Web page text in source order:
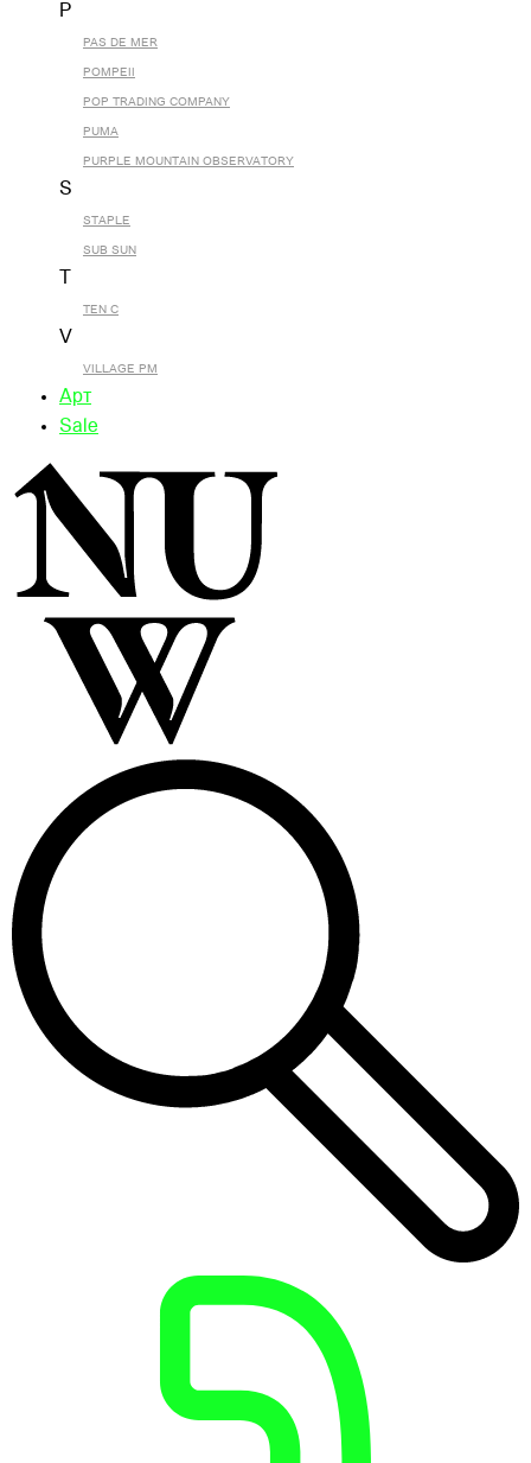
P
PAS DE MER
POMPEII
POP TRADING COMPANY
PUMA
PURPLE MOUNTAIN OBSERVATORY
S
STAPLE
SUB SUN
TEN C
V
VILLAGE PM
Арт
Sale